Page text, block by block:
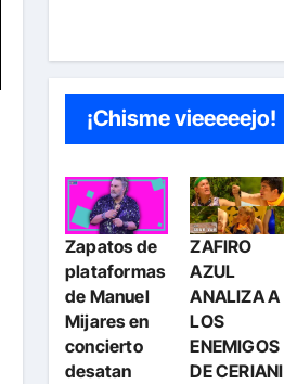
¡Chisme vieeeeejo!
Zapatos de
plataformas
de Manuel
Mijares en
concierto
desatan
ZAFIRO
AZUL
ANALIZA A
LOS
ENEMIGOS
DE CERIANI